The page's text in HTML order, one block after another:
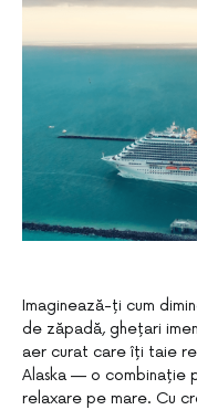
Imaginează-ți cum
de zăpadă, ghețari
aer curat care îți taie
Alaska — o combinație
relaxare pe mare. Cu